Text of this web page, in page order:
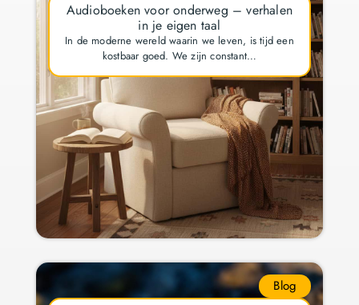
Audioboeken voor onderweg – verhalen
in je eigen taal
In de moderne wereld waarin we leven, is tijd een
kostbaar goed. We zijn constant…
Blog